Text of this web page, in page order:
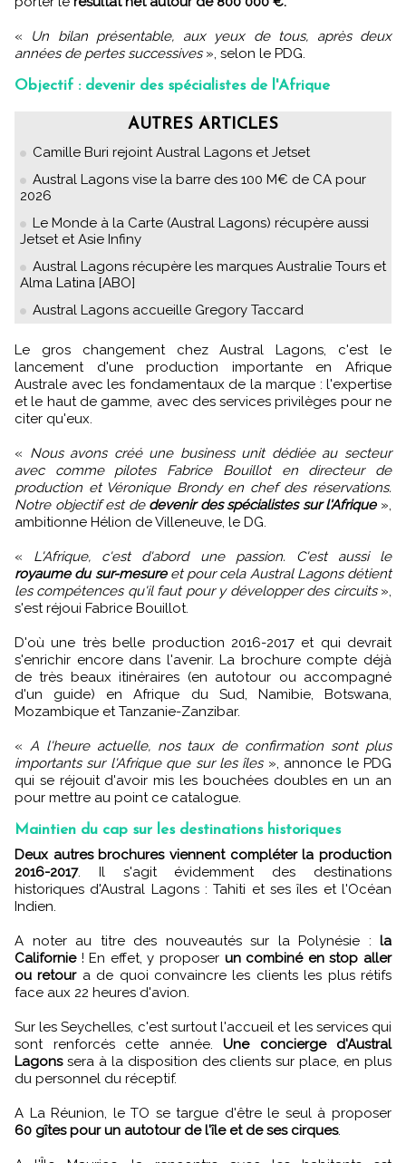
« Un bilan présentable, aux yeux de tous, après deux
années de pertes successives», selon le PDG.
Objectif : devenir des spécialistes de l'Afrique
AUTRES ARTICLES
Camille Buri rejoint Austral Lagons et Jetset
Austral Lagons vise la barre des 100 M€ de CA pour
2026
Le Monde à la Carte (Austral Lagons) récupère aussi
Jetset et Asie Infiny
Austral Lagons récupère les marques Australie Tours et
Alma Latina [ABO]
Austral Lagons accueille Gregory Taccard
Le gros changement chez Austral Lagons, c'est le
lancement d'une production importante en Afrique
Australe avec les fondamentaux de la marque : l'expertise
et le haut de gamme, avec des services privilèges pour ne
citer qu'eux.
« Nous avons créé une business unit dédiée au secteur
avec comme pilotes Fabrice Bouillot en directeur de
production et Véronique Brondy en chef des réservations.
Notre objectif est de devenir des spécialistes sur l'Afrique»,
ambitionne Hélion de Villeneuve, le DG.
« L'Afrique, c'est d'abord une passion. C'est aussi le
royaume du sur-mesureet pour cela Austral Lagons détient
les compétences qu'il faut pour y développer des circuits»,
s'est réjoui Fabrice Bouillot.
D'où une très belle production 2016-2017 et qui devrait
s'enrichir encore dans l'avenir. La brochure compte déjà
de très beaux itinéraires (en autotour ou accompagné
d'un guide) en Afrique du Sud, Namibie, Botswana,
Mozambique et Tanzanie-Zanzibar.
« A l'heure actuelle, nos taux de confirmation sont plus
importants sur l'Afrique que sur les îles», annonce le PDG
qui se réjouit d'avoir mis les bouchées doubles en un an
pour mettre au point ce catalogue.
Maintien du cap sur les destinations historiques
Deux autres brochures viennent compléter la production
2016-2017. Il s'agit évidemment des destinations
historiques d'Austral Lagons : Tahiti et ses îles et l'Océan
Indien.
A noter au titre des nouveautés sur la Polynésie : la
Californie! En effet, y proposer un combiné en stop aller
ou retoura de quoi convaincre les clients les plus rétifs
face aux 22 heures d'avion.
Sur les Seychelles, c'est surtout l'accueil et les services qui
sont renforcés cette année. Une concierge d'Austral
Lagonssera à la disposition des clients sur place, en plus
du personnel du réceptif.
A La Réunion, le TO se targue d'être le seul à proposer
60 gîtes pour un autotour de l'île et de ses cirques.